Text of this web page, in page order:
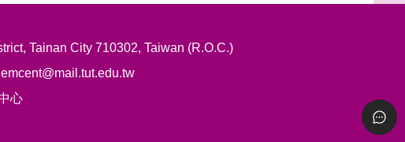
Tainan City 710302, Taiwan (R.O.C.)
心